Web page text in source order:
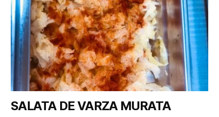
SALATA DE VARZA MURATA